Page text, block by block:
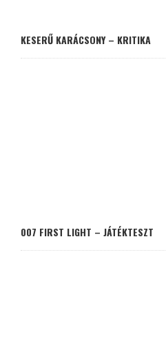
KESERŰ KARÁCSONY – KRITIKA
007 FIRST LIGHT – JÁTÉKTESZT